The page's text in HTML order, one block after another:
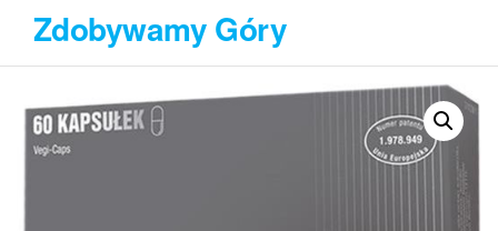
Przejdź
treści
Zdobywamy Góry